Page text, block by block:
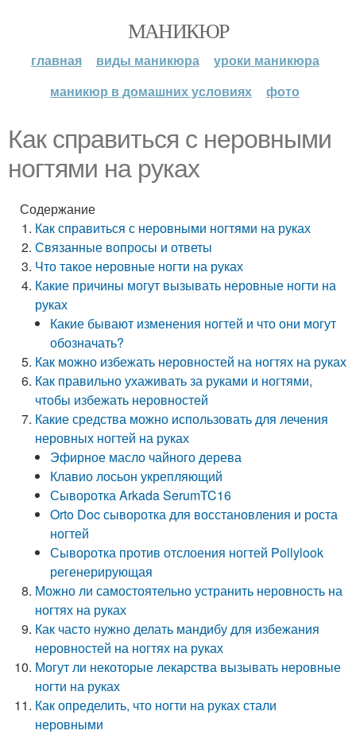
МАНИКЮР
главная виды маникюра
уроки маникюра
маникюр в домашних условиях
фото
Как справиться с неровными
ногтями на руках
Содержание
Как справиться с неровными ногтями на руках
Связанные вопросы и ответы
Что такое неровные ногти на руках
Какие причины могут вызывать неровные ногти на
руках
Какие бывают изменения ногтей и что они могут
обозначать?
Как можно избежать неровностей на ногтях на руках
Как правильно ухаживать за руками и ногтями,
чтобы избежать неровностей
Какие средства можно использовать для лечения
неровных ногтей на руках
Эфирное масло чайного дерева
Клавио лосьон укрепляющий
Сыворотка Arkada SerumTC16
Orto Doc сыворотка для восстановления и роста
ногтей
Сыворотка против отслоения ногтей Pollylook
регенерирующая
Можно ли самостоятельно устранить неровность на
ногтях на руках
Как часто нужно делать мандибу для избежания
неровностей на ногтях на руках
Могут ли некоторые лекарства вызывать неровные
ногти на руках
Как определить, что ногти на руках стали
неровными